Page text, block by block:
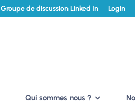
Groupe de discussion Linked In Login
Qui sommes nous ?